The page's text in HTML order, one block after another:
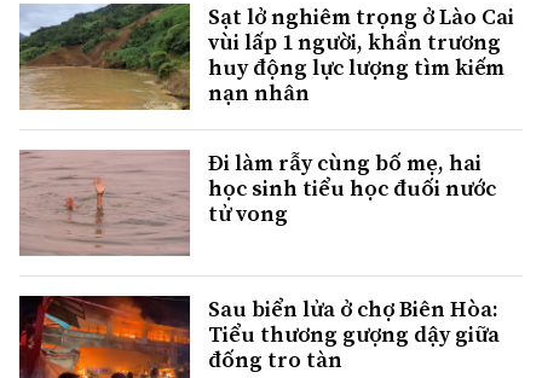
Sạt lở nghiêm trọng ở Lào Cai
vùi lấp 1 người, khẩn trương
huy động lực lượng tìm kiếm
nạn nhân
Đi làm rẫy cùng bố mẹ, hai
học sinh tiểu học đuối nước
tử vong
Sau biển lửa ở chợ Biên Hòa:
Tiểu thương gượng dậy giữa
đống tro tàn